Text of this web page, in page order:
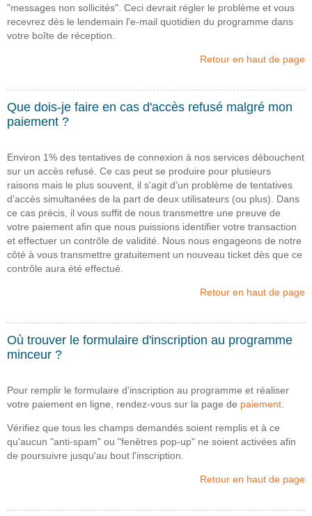
"messages non sollicités". Ceci devrait régler le problème et vous
recevrez dès le lendemain l'e-mail quotidien du programme dans
votre boîte de réception.
Retour en haut de page
Que dois-je faire en cas d'accès refusé malgré mon
paiement ?
Environ 1% des tentatives de connexion à nos services débouchent
sur un accès refusé. Ce cas peut se produire pour plusieurs
raisons mais le plus souvent, il s'agit d'un problème de tentatives
d'accès simultanées de la part de deux utilisateurs (ou plus). Dans
ce cas précis, il vous suffit de nous transmettre une preuve de
votre paiement afin que nous puissions identifier votre transaction
et effectuer un contrôle de validité. Nous nous engageons de notre
côté à vous transmettre gratuitement un nouveau ticket dès que ce
contrôle aura été effectué.
Retour en haut de page
Où trouver le formulaire d'inscription au programme
minceur ?
Pour remplir le formulaire d'inscription au programme et réaliser
votre paiement en ligne, rendez-vous sur la page de paiement.
Vérifiez que tous les champs demandés soient remplis et à ce
qu'aucun "anti-spam" ou "fenêtres pop-up" ne soient activées afin
de poursuivre jusqu'au bout l'inscription.
Retour en haut de page